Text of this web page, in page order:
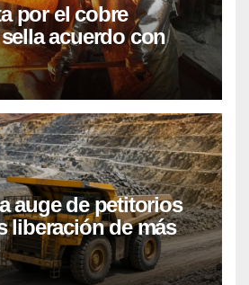
por el cobre
acuerdo con
siete proyecto
auge de petitorios
liberación de más
para explorar